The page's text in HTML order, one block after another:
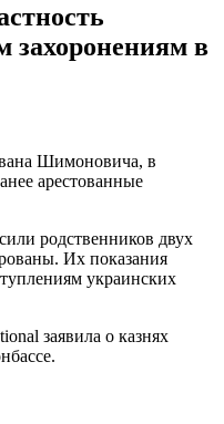
захоронениям в
Шимоновича, в
арестованные
родственников двух
Их показания
украинских
заявила о казнях